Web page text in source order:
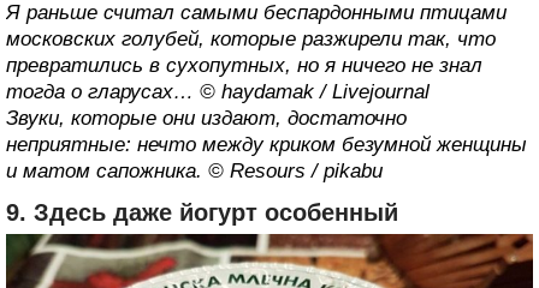
Я раньше считал самыми беспардонными птицами
московских голубей, которые разжирели так, что
превратились в сухопутных, но я ничего не знал
тогда о гларусах… © haydamak / Livejournal
Звуки, которые они издают, достаточно
неприятные: нечто между криком безумной женщины
и матом сапожника. © Resours / pikabu
9. Здесь даже йогурт особенный